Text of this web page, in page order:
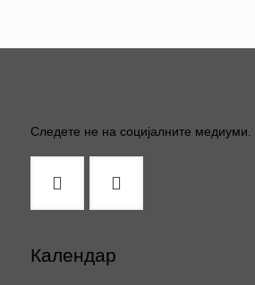
Следете не на социјалните медиуми.
Календар